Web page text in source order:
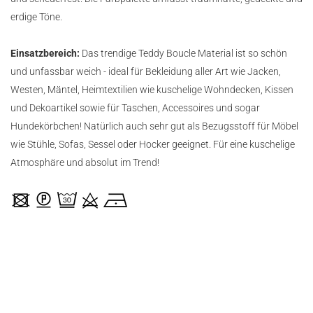
erdige Töne.
Einsatzbereich: Das trendige Teddy Boucle Material ist so schön
und unfassbar weich - ideal für Bekleidung aller Art wie Jacken,
Westen, Mäntel, Heimtextilien wie kuschelige Wohndecken, Kissen
und Dekoartikel sowie für Taschen, Accessoires und sogar
Hundekörbchen! Natürlich auch sehr gut als Bezugsstoff für Möbel
wie Stühle, Sofas, Sessel oder Hocker geeignet. Für eine kuschelige
Atmosphäre und absolut im Trend!